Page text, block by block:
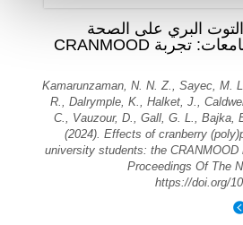
البري على الصحة
العقلية لدى طلاب الجامعات: تجربة CRANMOOD
Kamarunzaman, N. N. Z., Sayec, M.
R., Dalrymple, K., Halket, J.,
C., Vauzour, D., Gall, G. L., Bajka,
(2024). Effects of cranberry
university students: the CRANMOOD
Proceedings Of The
https://doi.org/